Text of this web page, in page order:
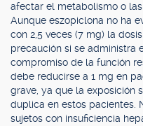
afectar el metabolismo o
Aunque eszopiclona no ha
con 2,5 veces (7 mg) la
precaución si se administra
compromiso de la función
debe reducirse a 1 mg en
grave, ya que la exposición
duplica en estos pacientes.
sujetos con insuficiencia